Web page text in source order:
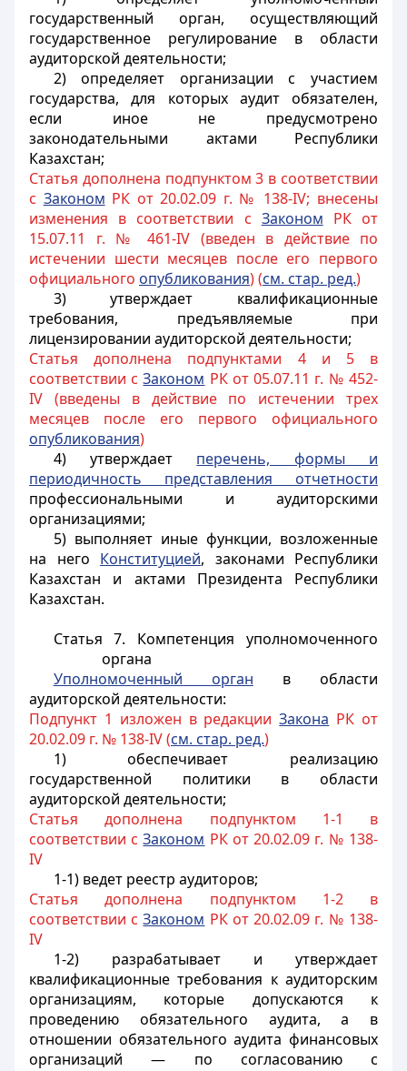
государственный орган, осуществляющий
государственное регулирование в области
аудиторской деятельности;
2) определяет организации с участием
государства, для которых аудит обязателен,
если иное не предусмотрено
законодательными актами Республики
Казахстан;
Статья дополнена подпунктом 3 в соответствии
с Законом РК от 20.02.09 г. № 138-IV; внесены
изменения в соответствии с Законом РК от
15.07.11 г. № 461-IV (введен в действие по
истечении шести месяцев после его первого
официального опубликования) (см. стар. ред.)
3) утверждает квалификационные
требования, предъявляемые при
лицензировании аудиторской деятельности;
Статья дополнена подпунктами 4 и 5 в
соответствии сЗаконом РК от 05.07.11 г. № 452-
IV (введены в действие по истечении трех
месяцев после его первого официального
опубликования)
4) утверждает перечень, формы и
периодичность представления отчетности
профессиональными и аудиторскими
организациями;
5) выполняет иные функции, возложенные
на него Конституцией, законами Республики
Казахстан и актами Президента Республики
Казахстан.
Статья 7. Компетенция уполномоченного
органа
Уполномоченный орган в области
аудиторской деятельности:
Подпункт 1 изложен в редакцииЗакона РК от
20.02.09 г. № 138-IV (см. стар. ред.)
1) обеспечивает реализацию
государственной политики в области
аудиторской деятельности;
Статья дополнена подпунктом 1-1 в
соответствии сЗаконом РК от 20.02.09 г. № 138-
IV
1-1) ведет реестр аудиторов;
Статья дополнена подпунктом 1-2 в
соответствии сЗаконом РК от 20.02.09 г. № 138-
IV
1-2) разрабатывает и утверждает
квалификационные требования к аудиторским
организациям, которые допускаются к
проведению обязательного аудита, а в
отношении обязательного аудита финансовых
организаций — по согласованию с